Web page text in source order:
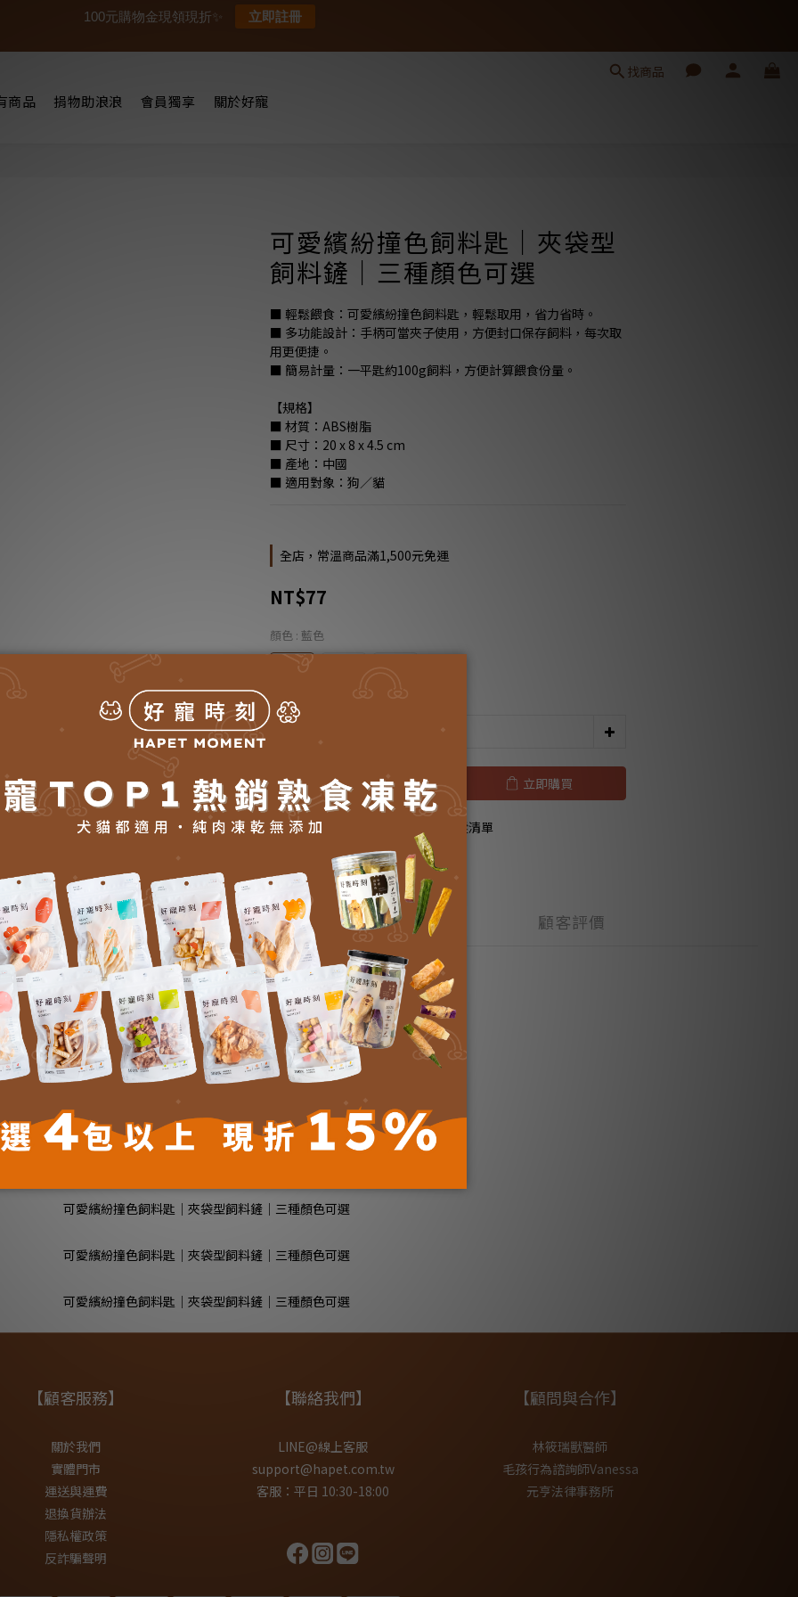
找商品
商品 捐物助浪浪 會員獨享 關於好寵
可愛繽紛撞色飼料匙｜夾袋型
飼料鏟｜三種顏色可選
■ 輕鬆餵食：可愛繽紛撞色飼料匙，輕鬆取用，省力省時。
■ 多功能設計：手柄可當夾子使用，方便封口保存飼料，每次取
用更便捷。
■ 簡易計量：一平匙約100g飼料，方便計算餵食份量。
【規格】
■ 材質：ABS樹脂
■ 尺寸：20 x 8 x 4.5 cm
■ 產地：中國
■ 適用對象：狗／貓
全店，常溫商品滿1,500元免運
NT$77
顏色 : 藍色
藍色
數量
加入購物車 立即購買
加入追蹤清單
送貨及付款方式 顧客評價
商品描述
了解更多
【顧客服務】
關於我們
實體門市
運送與運費
退換貨辦法
隱私權政策
反詐騙聲明
【聯絡我們】
LINE@線上客服
support@hapet.com.tw
客服：平日 10:30-18:00
【顧問與合作】
林筱瑞獸醫師
毛孩行為諮詢師Vanessa
元亨法律事務所
100元購物金現領現折✨ 立即註冊